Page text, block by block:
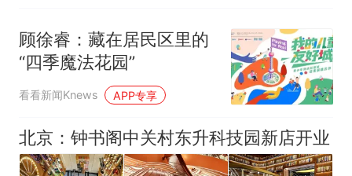
顾徐睿：藏在居民区里的
“四季魔法花园”
看看新闻Knews APP专享
北京：钟书阁中关村东升科技园新店开业